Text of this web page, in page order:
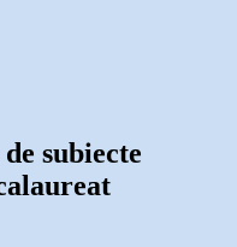
subiecte